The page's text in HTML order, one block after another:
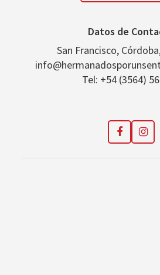
Datos de
San Francisco,
Tel: +54 (3564)